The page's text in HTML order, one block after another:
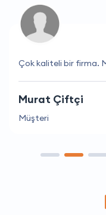
Çok kaliteli bir firma.
Murat Çiftçi
Müşteri